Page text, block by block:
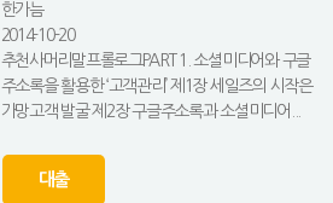
한가늠
2014-10-20
추천사머리말프롤로그PART 1. 소셜미디어와 구글
주소록을 활용한 ‘고객관리’ 제1장 세일즈의 시작은
가망고객 발굴 제2장 구글주소록과 소셜미디어...
대출